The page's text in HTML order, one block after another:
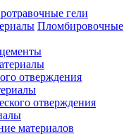
гели
Пломбировочные
отверждения
отверждения